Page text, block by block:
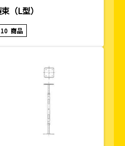
（L型）
10 商品